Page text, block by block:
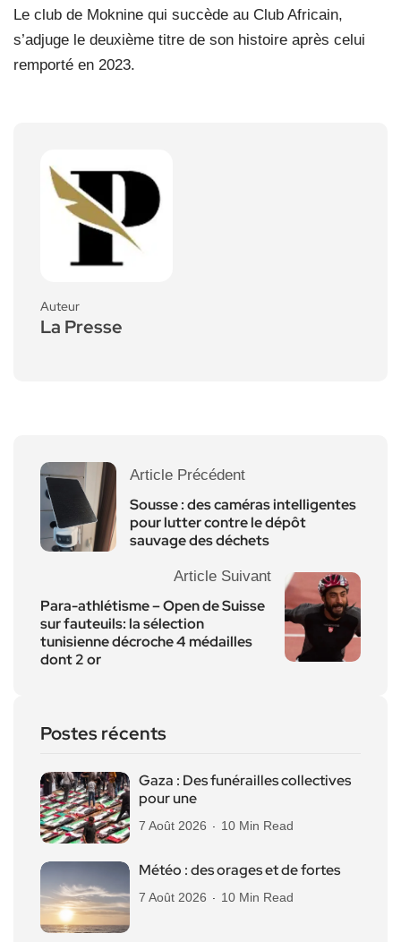
Le club de Moknine qui succède au Club Africain,
s’adjuge le deuxième titre de son histoire après celui
remporté en 2023.
Auteur
La Presse
Article Précédent
Sousse : des caméras intelligentes
pour lutter contre le dépôt
sauvage des déchets
Article Suivant
Para-athlétisme – Open de Suisse
sur fauteuils: la sélection
tunisienne décroche 4 médailles
dont 2 or
Postes récents
Gaza : Des funérailles collectives
pour une
7 Août 2026 10 Min Read
Météo : des orages et de fortes
7 Août 2026 10 Min Read